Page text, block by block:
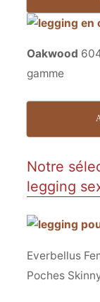
Oakwood
gamme
Notre
legging
Everbellus
Poches